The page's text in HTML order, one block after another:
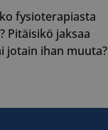
fysioterapiasta
Pitäisikö jaksaa
jotain ihan muuta?